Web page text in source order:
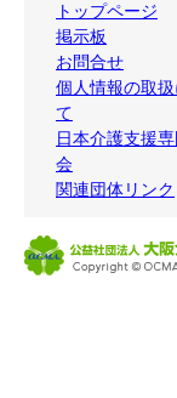
トップページ
掲示板
お問合せ
個人情報の取
て
日本介護支援
会
関連団体リンク